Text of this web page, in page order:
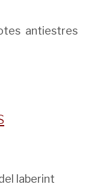
antiestres
laberint